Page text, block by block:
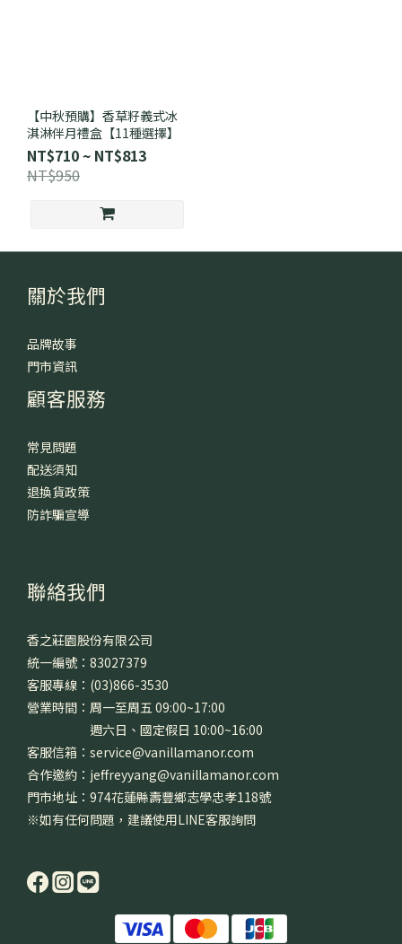
【中秋預購】香草籽義式冰
淇淋伴月禮盒【11種選擇】
NT$710 ~ NT$813
NT$950
關於我們
品牌故事
門市資訊
顧客服務
常見問題
配送須知
退換貨政策
防詐騙宣導
聯絡我們
香之莊園股份有限公司
統一編號：83027379
客服專線：(03)866-3530
營業時間：周一至周五 09:00~17:00
週六日、國定假日 10:00~16:00
客服信箱：service@vanillamanor.com
合作邀約：jeffreyyang@vanillamanor.com
門市地址：974花蓮縣壽豐鄉志學忠孝118號
※如有任何問題，建議使用LINE客服詢問